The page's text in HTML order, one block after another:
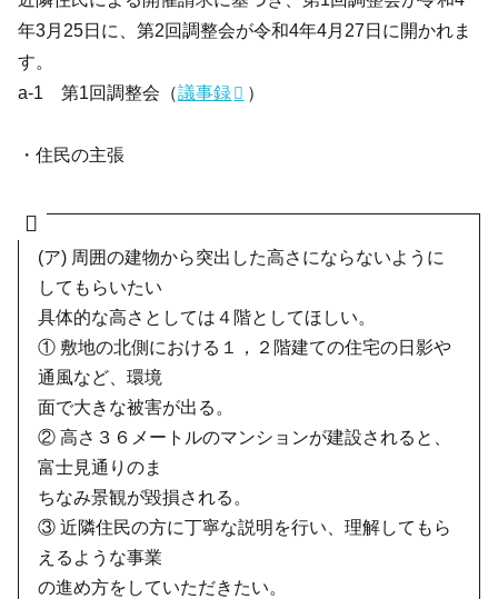
年3月25日に、第2回調整会が令和4年4月27日に開かれま
す。
a-1 第1回調整会（議事録 ）
・住民の主張
(ア) 周囲の建物から突出した高さにならないように
してもらいたい
具体的な高さとしては４階としてほしい。
① 敷地の北側における１，２階建ての住宅の日影や
通風など、環境
面で大きな被害が出る。
② 高さ３６メートルのマンションが建設されると、
富士見通りのま
ちなみ景観が毀損される。
③ 近隣住民の方に丁寧な説明を行い、理解してもら
えるような事業
の進め方をしていただきたい。